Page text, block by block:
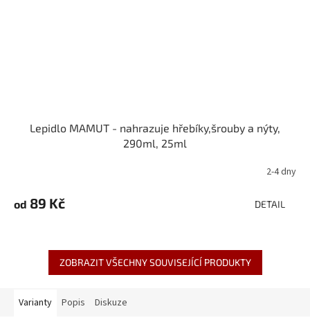
Lepidlo MAMUT - nahrazuje hřebíky,šrouby a nýty,
290ml, 25ml
2-4 dny
od 89 Kč DETAIL
ZOBRAZIT VŠECHNY SOUVISEJÍCÍ PRODUKTY
Varianty Popis Diskuze